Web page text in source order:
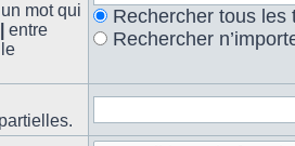
mot qui
entre
Rechercher tous les
Rechercher